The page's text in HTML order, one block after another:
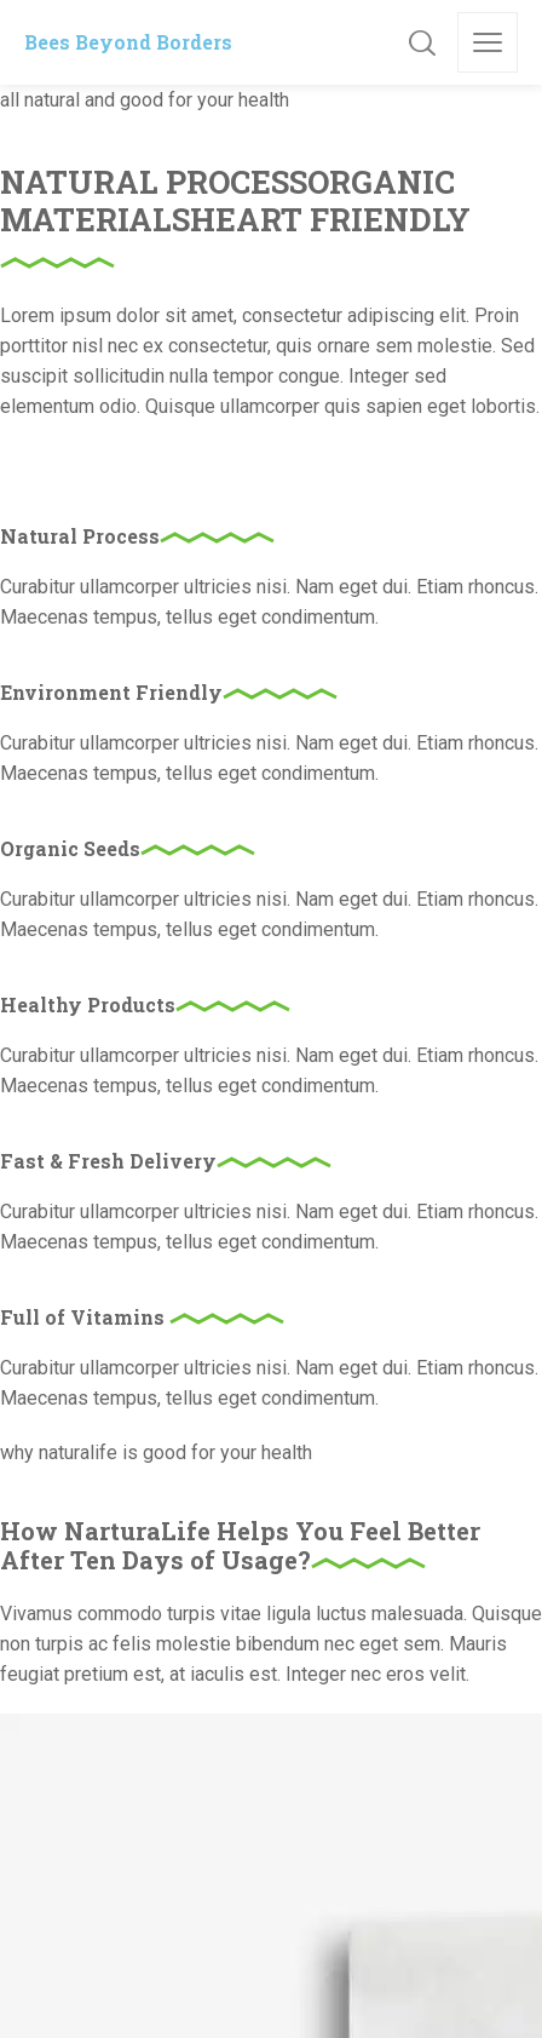
Bees Beyond Borders
all natural and good for your health
NATURAL PROCESSORGANIC
MATERIALSHEART FRIENDLY
Lorem ipsum dolor sit amet, consectetur adipiscing elit. Proin
porttitor nisl nec ex consectetur, quis ornare sem molestie. Sed
suscipit sollicitudin nulla tempor congue. Integer sed
elementum odio. Quisque ullamcorper quis sapien eget lobortis.
Natural Process
Curabitur ullamcorper ultricies nisi. Nam eget dui. Etiam rhoncus.
Maecenas tempus, tellus eget condimentum.
Environment Friendly
Curabitur ullamcorper ultricies nisi. Nam eget dui. Etiam rhoncus.
Maecenas tempus, tellus eget condimentum.
Organic Seeds
Curabitur ullamcorper ultricies nisi. Nam eget dui. Etiam rhoncus.
Maecenas tempus, tellus eget condimentum.
Healthy Products
Curabitur ullamcorper ultricies nisi. Nam eget dui. Etiam rhoncus.
Maecenas tempus, tellus eget condimentum.
Fast & Fresh Delivery
Curabitur ullamcorper ultricies nisi. Nam eget dui. Etiam rhoncus.
Maecenas tempus, tellus eget condimentum.
Full of Vitamins
Curabitur ullamcorper ultricies nisi. Nam eget dui. Etiam rhoncus.
Maecenas tempus, tellus eget condimentum.
why naturalife is good for your health
How NarturaLife Helps You Feel Better
After Ten Days of Usage?
Vivamus commodo turpis vitae ligula luctus malesuada. Quisque
non turpis ac felis molestie bibendum nec eget sem. Mauris
feugiat pretium est, at iaculis est. Integer nec eros velit.